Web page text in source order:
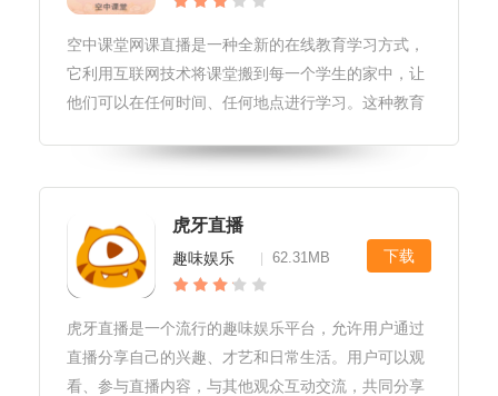
空中课堂网课直播是一种全新的在线教育学习方式，
它利用互联网技术将课堂搬到每一个学生的家中，让
他们可以在任何时间、任何地点进行学习。这种教育
生之间的互动与交流，为学生的学习提供了更为便捷
和灵活的选择。空中课堂网课直播
虎牙直播
趣味娱乐 62.31MB 下载
虎牙直播是一个流行的趣味娱乐平台，允许用户通过
直播分享自己的兴趣、才艺和日常生活。用户可以观
看、参与直播内容，与其他观众互动交流，共同分享